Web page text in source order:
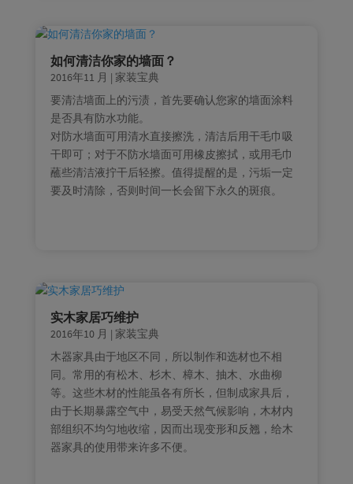
如何清洁你家的墙面？
2016年11 月 | 家装宝典
要清洁墙面上的污渍，首先要确认您家的墙面涂料
是否具有防水功能。
对防水墙面可用清水直接擦洗，清洁后用干毛巾吸
干即可；对于不防水墙面可用橡皮擦拭，或用毛巾
蘸些清洁液拧干后轻擦。值得提醒的是，污垢一定
要及时清除，否则时间一长会留下永久的斑痕。
实木家居巧维护
2016年10 月 | 家装宝典
木器家具由于地区不同，所以制作和选材也不相
同。常用的有松木、杉木、樟木、抽木、水曲柳
等。这些木材的性能虽各有所长，但制成家具后，
由于长期暴露空气中，易受天然气候影响，木材内
部组织不均匀地收缩，因而出现变形和反翘，给木
器家具的使用带来许多不便。